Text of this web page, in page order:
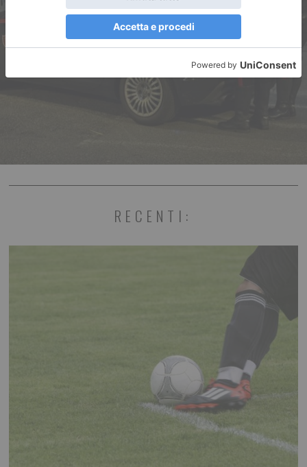
ARTICOLO SUCCESSIVO
Tenta di accoltellare un uomo
durante una lite. Arrestato
RECENTI: